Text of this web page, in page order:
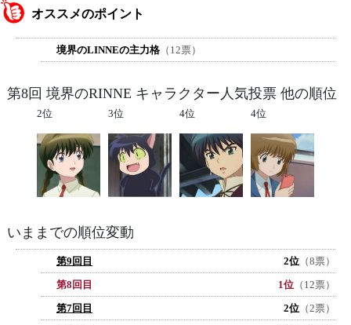
オススメのポイント
境界のLINNEの主力格 （12票）
第8回 境界のRINNE キャラクター人気投票 他の順位
2位 3位 4位 4位
いままでの順位変動
第9回目 2位 （8票）
第8回目
1位 （12票）
第7回目
2位 （2票）